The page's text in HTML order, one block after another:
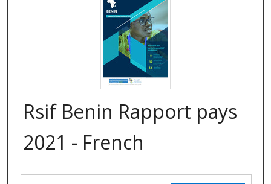
Rsif Benin Rapport pays
2021 - French